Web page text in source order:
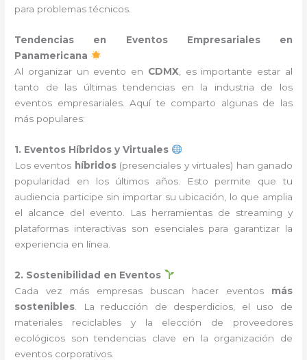
para problemas técnicos.
Tendencias en Eventos Empresariales en
Panamericana
Al organizar un evento en CDMX , es importante estar al
tanto de las últimas tendencias en la industria de los
eventos empresariales. Aquí te comparto algunas de las
más populares:
1. Eventos Híbridos y Virtuales
Los eventos híbridos(presenciales y virtuales) han ganado
popularidad en los últimos años. Esto permite que tu
audiencia participe sin importar su ubicación, lo que amplia
el alcance del evento. Las herramientas de streaming y
plataformas interactivas son esenciales para garantizar la
experiencia en línea.
2. Sostenibilidad en Eventos
Cada vez más empresas buscan hacer eventos más
sostenibles . La reducción de desperdicios, el uso de
materiales reciclables y la elección de proveedores
ecológicos son tendencias clave en la organización de
eventos corporativos.